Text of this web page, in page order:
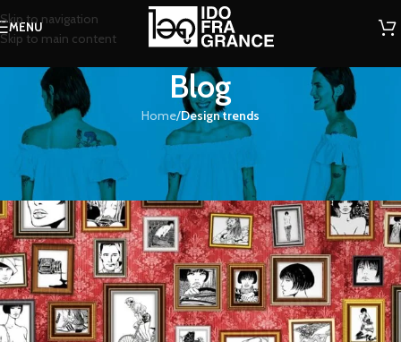
Skip to navigation
Skip to main content
MENU
Blog
Home/Design trends
DESIGN TRENDS
The big design: Wall likes pictures
น้องน้ำหอม On 26/08/2021